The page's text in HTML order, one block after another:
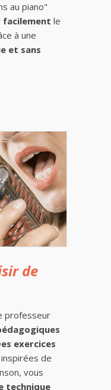
au piano"
facilement le
à une
et sans
de
professeur
exercices
de
vous
technique